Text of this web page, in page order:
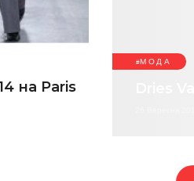
на Paris
МОДА
Dries